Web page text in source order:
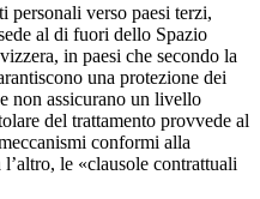
personali verso paesi terzi,
al di fuori dello Spazio
in paesi che secondo la
una protezione dei
non assicurano un livello
del trattamento provvede al
conformi alla
le «clausole contrattuali